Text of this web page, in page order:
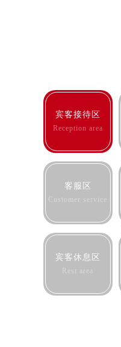
宾客接待区
Reception area
客服区
Customer service
宾客休息区
Rest area